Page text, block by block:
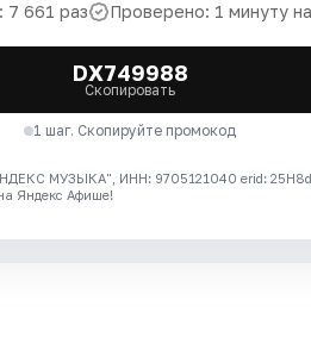
7 661 раз Проверено: 1 минуту
DX749988
Скопировать
1 шаг. Скопируйте промокод
МУЗЫКА", ИНН: 9705121040 erid:
Яндекс Афише!